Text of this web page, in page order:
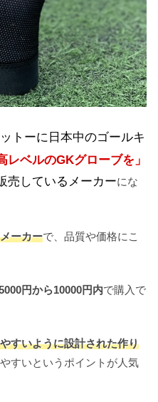
トーに日本中のゴールキ
レベルのGKグローブを」
売しているメーカーにな
ーカーで、品質や価格にこ
円から10000円内で購入で
すいように設計された作り
すいというポイントが人気